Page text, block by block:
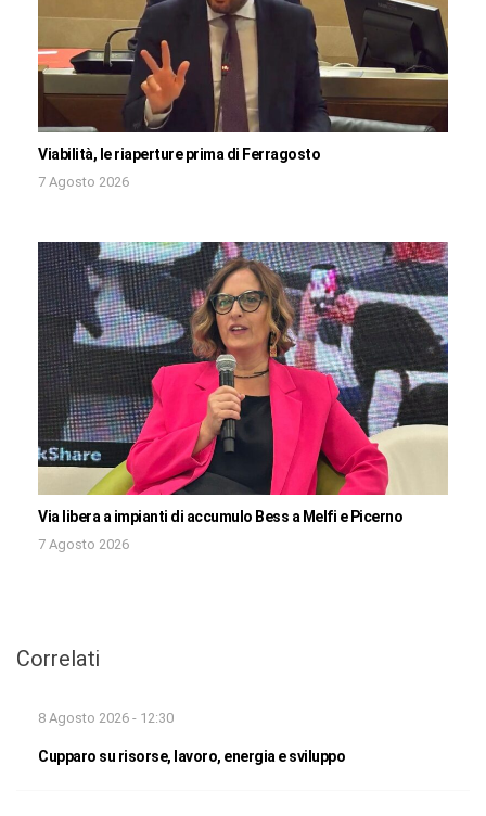
Viabilità, le riaperture prima di Ferragosto
7 Agosto 2026
Via libera a impianti di accumulo Bess a Melfi e Picerno
7 Agosto 2026
Correlati
8 Agosto 2026 - 12:30
Cupparo su risorse, lavoro, energia e sviluppo